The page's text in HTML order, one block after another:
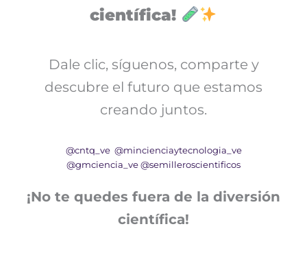
científica!
Dale clic, síguenos, comparte y
descubre el futuro que estamos
creando juntos.
@cntq_ve @mincienciaytecnologia_ve
@gmciencia_ve @semilleroscientificos
¡No te quedes fuera de la diversión
científica!